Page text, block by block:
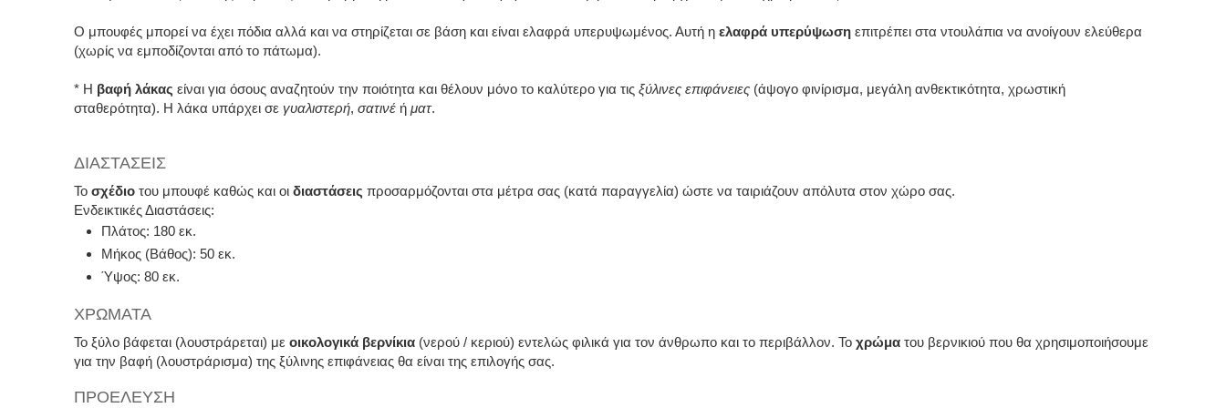
Ο μπουφές μπορεί να έχει πόδια αλλά και να στηρίζεται σε βάση και είναι ελαφρά υπερυψωμένος. Αυτή η ελαφρά υπερύψωσηεπιτρέπει στα ντουλάπια να ανοίγουν ελεύθερα
(χωρίς να εμποδίζονται από το πάτωμα).
* Η βαφή λάκας είναι για όσους αναζητούν την ποιότητα και θέλουν μόνο το καλύτερο για τις ξύλινες επιφάνειες(άψογο φινίρισμα, μεγάλη ανθεκτικότητα, χρωστική
σταθερότητα). Η λάκα υπάρχει σε γυαλιστερή, σατινέή ματ.
ΔΙΑΣΤΑΣΕΙΣ
Το σχέδιοτου μπουφέ καθώς και οι διαστάσεις προσαρμόζονται στα μέτρα σας (κατά παραγγελία) ώστε να ταιριάζουν απόλυτα στον χώρο σας.
Ενδεικτικές Διαστάσεις:
Πλάτος: 180 εκ.
Μήκος (Βάθος): 50 εκ.
Ύψος: 80 εκ.
ΧΡΩΜΑΤΑ
Το ξύλο βάφεται (λουστράρεται) με οικολογικά βερνίκια(νερού / κεριού) εντελώς φιλικά για τον άνθρωπο και το περιβάλλον. Το χρώματου βερνικιού που θα χρησιμοποιήσουμε
για την βαφή (λουστράρισμα) της ξύλινης επιφάνειας θα είναι της επιλογής σας.
ΠΡΟΕΛΕΥΣΗ